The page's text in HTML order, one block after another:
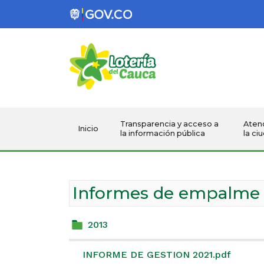
Inicio
Transparencia y acceso a
la información pública
la
Informes de empalme
2013
INFORME DE GESTION 2021.pdf